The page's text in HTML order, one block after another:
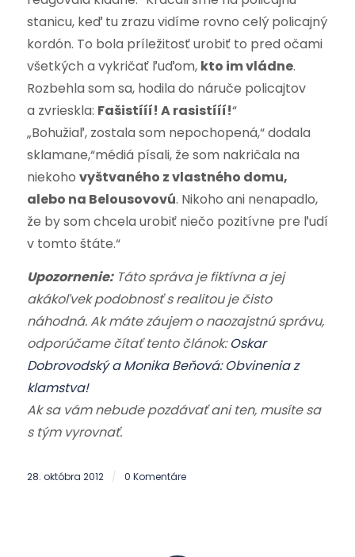
stanicu, keď tu zrazu vidíme rovno celý policajný
kordón. To bola príležitosť urobiť to pred očami
všetkých a vykričať ľuďom, kto im vládne.
Rozbehla som sa, hodila do náruče policajtov
a zvrieskla: Fašistííí! A rasistííí!“
„Bohužiaľ, zostala som nepochopená,“ dodala
sklamane,“médiá písali, že som nakričala na
niekoho vyštvaného z vlastného domu,
alebo na Belousovovú. Nikoho ani nenapadlo,
že by som chcela urobiť niečo pozitívne pre ľudí
v tomto štáte.“
Upozornenie:Táto správa je fiktívna a jej
akákoľvek podobnosť s realitou je čisto
náhodná. Ak máte záujem o naozajstnú správu,
odporúčame čítať tento článok:Oskar
Dobrovodský a Monika Beňová: Obvinenia z
klamstva!
Ak sa vám nebude pozdávať ani ten, musíte sa
s tým vyrovnať.
28. októbra 2012 / 0 Komentáre